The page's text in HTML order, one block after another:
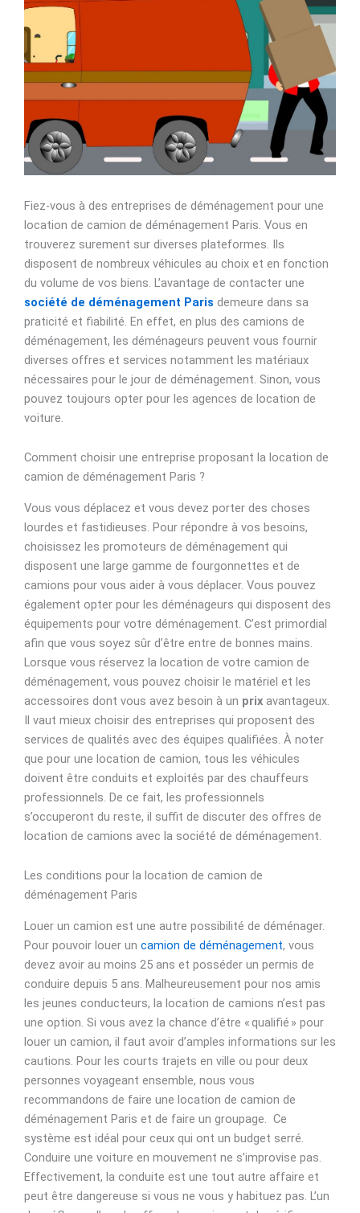
Fiez-vous à des entreprises de déménagement pour une
location de camion de déménagement Paris. Vous en
trouverez surement sur diverses plateformes. Ils
disposent de nombreux véhicules au choix et en fonction
du volume de vos biens. L’avantage de contacter une
société de déménagement Paris demeure dans sa
praticité et fiabilité. En effet, en plus des camions de
déménagement, les déménageurs peuvent vous fournir
diverses offres et services notamment les matériaux
nécessaires pour le jour de déménagement. Sinon, vous
pouvez toujours opter pour les agences de location de
voiture.
Comment choisir une entreprise proposant la location de
camion de déménagement Paris ?
Vous vous déplacez et vous devez porter des choses
lourdes et fastidieuses. Pour répondre à vos besoins,
choisissez les promoteurs de déménagement qui
disposent une large gamme de fourgonnettes et de
camions pour vous aider à vous déplacer. Vous pouvez
également opter pour les déménageurs qui disposent des
équipements pour votre déménagement. C’est primordial
afin que vous soyez sûr d’être entre de bonnes mains.
Lorsque vous réservez la location de votre camion de
déménagement, vous pouvez choisir le matériel et les
accessoires dont vous avez besoin à un prix avantageux.
Il vaut mieux choisir des entreprises qui proposent des
services de qualités avec des équipes qualifiées. À noter
que pour une location de camion, tous les véhicules
doivent être conduits et exploités par des chauffeurs
professionnels. De ce fait, les professionnels
s’occuperont du reste, il suffit de discuter des offres de
location de camions avec la société de déménagement.
Les conditions pour la location de camion de
déménagement Paris
Louer un camion est une autre possibilité de déménager.
Pour pouvoir louer un camion de déménagement, vous
devez avoir au moins 25 ans et posséder un permis de
conduire depuis 5 ans. Malheureusement pour nos amis
les jeunes conducteurs, la location de camions n’est pas
une option. Si vous avez la chance d’être « qualifié » pour
louer un camion, il faut avoir d’amples informations sur les
cautions. Pour les courts trajets en ville ou pour deux
personnes voyageant ensemble, nous vous
recommandons de faire une location de camion de
déménagement Paris et de faire un groupage. Ce
système est idéal pour ceux qui ont un budget serré.
Conduire une voiture en mouvement ne s’improvise pas.
Effectivement, la conduite est une tout autre affaire et
peut être dangereuse si vous ne vous y habituez pas. L’un